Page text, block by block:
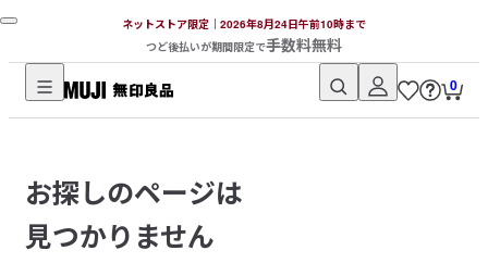
ネットストア限定｜2026年8月24日午前10時まで
つど後払いが期間限定で手数料無料
無
品
ネ
ッ
0
お探しのページは
見つかりません